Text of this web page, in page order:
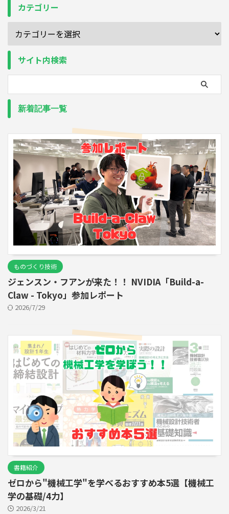
カテゴリー
サイト内検索
新着記事一覧
ものづくり技術
ジェンスン・フアンが来た！！ NVIDIA「Build-a-
Claw - Tokyo」参加レポート
2026/7/29
書籍紹介
ゼロから"機械工学"を学べるおすすめ本5選【機械工
学の基礎/4力】
2026/3/21